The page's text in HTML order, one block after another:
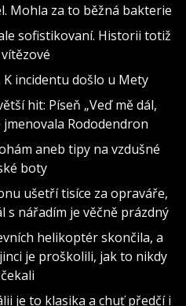
Mohla za to běžná bakterie
sofistikovaní. Historii totiž
incidentu došlo u Mety
hit: Píseň „Veď mě dál,
jmenovala Rododendron
aneb tipy na vzdušné
boty
ušetří tisíce za opraváře,
s nářadím je věčně prázdný
helikoptér skončila, a
je proškolili, jak to nikdy
je to klasika a chuť předčí i